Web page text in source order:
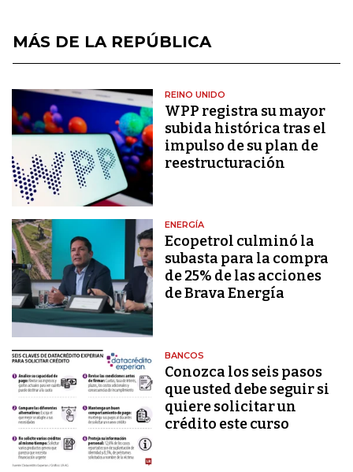
MÁS DE LA REPÚBLICA
REINO UNIDO
WPP registra su mayor
subida histórica tras el
impulso de su plan de
reestructuración
ENERGÍA
Ecopetrol culminó la
subasta para la compra
de 25% de las acciones
de Brava Energía
BANCOS
Conozca los seis pasos
que usted debe seguir si
quiere solicitar un
crédito este curso